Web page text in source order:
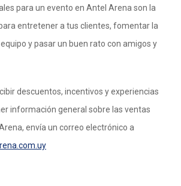
para un evento en Antel Arena son la
entretener a tus clientes, fomentar la
y pasar un buen rato con amigos y
descuentos, incentivos y experiencias
información general sobre las ventas
envía un correo electrónico a